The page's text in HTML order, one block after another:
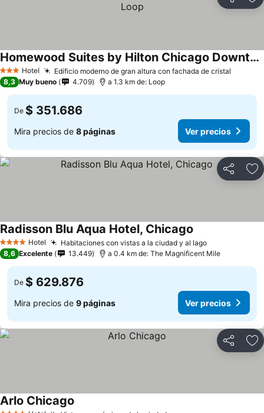
Compartir
3 Estrellas
Hotel Edificio moderno de gran altura con fachada de cristal
Homewood Suites by Hilton Chicago Downtown South Loop
8,3 Muy bueno 4.709 a 1.3 km de: Loop
De $ 351.686
Mira precios de 8 páginas Ver precios
Compartir
4 EstrellasHotel Habitaciones con vistas a la ciudad y al lago
Radisson Blu Aqua Hotel, Chicago
8,6 Excelente 13.449 a 0.4 km de: The Magnificent Mile
De $ 629.876
Mira precios de 9 páginas Ver precios
Compartir
Arlo Chicago